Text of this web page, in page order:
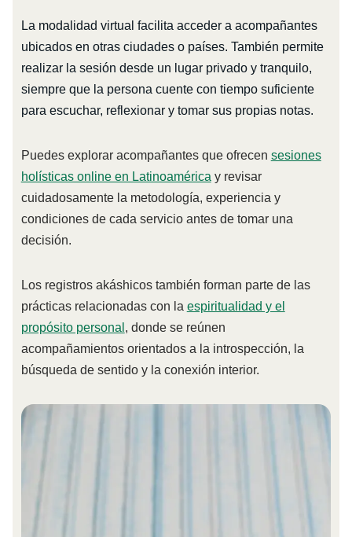
La modalidad virtual facilita acceder a acompañantes
ubicados en otras ciudades o países. También permite
realizar la sesión desde un lugar privado y tranquilo,
siempre que la persona cuente con tiempo suficiente
para escuchar, reflexionar y tomar sus propias notas.
Puedes explorar acompañantes que ofrecen sesiones
holísticas online en Latinoamérica y revisar
cuidadosamente la metodología, experiencia y
condiciones de cada servicio antes de tomar una
decisión.
Los registros akáshicos también forman parte de las
prácticas relacionadas con la espiritualidad y el
propósito personal , donde se reúnen
acompañamientos orientados a la introspección, la
búsqueda de sentido y la conexión interior.